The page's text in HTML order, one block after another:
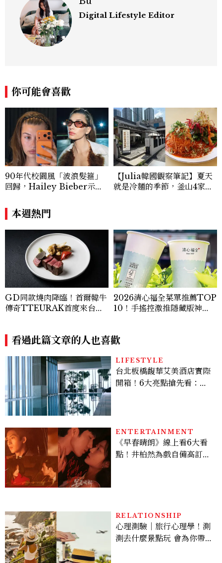
Digital Lifestyle Editor
你可能會喜歡
90年代校園風「波浪髮箍」
回歸，Hailey Bieber示範
u髮箍未開賣先爆紅！
【Julia韓國觀察筆記】夏天
就是冷麵的季節，釜山4家必
本週熱門
GD同款燒肉降臨！首爾韓牛
傳奇TTEURAK首度來台，
2026清心福全菜單推薦TOP
10！手搖控激推隱藏版神
看過此篇文章的人也喜歡
LIFESTYLE
台北板橋馥華艾美酒店實際
開箱！6大亮點搶先看：新
ENTERTAINMENT
《早春晴朗》線上看6大看
點！井柏然為戲自備高訂，
RELATIONSHIP
心理測驗｜旅行心理學！測
測去什麼景點玩 會為你帶來